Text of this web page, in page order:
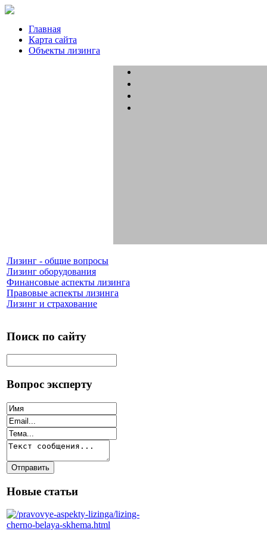
Главная
Карта сайта
Объекты лизинга
Лизинг - общие вопросы
Лизинг оборудования
Финансовые аспекты лизинга
Правовые аспекты лизинга
Лизинг и страхование
Поиск по сайту
Вопрос эксперту
Новые статьи